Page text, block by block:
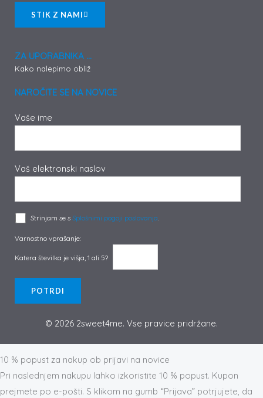
STIK Z NAMI
ZA UPORABNIKA ...
Kako nalepimo obliž
NAROČITE SE NA NOVICE
Vaše ime
Vaš elektronski naslov
Strinjam se sSplošnimi pogoji poslovanja.
Varnostno vprašanje:
Katera številka je višja, 1 ali 5?
© 2026 2sweet4me. Vse pravice pridržane.
Prijava na novičnik
10 % popust za nakup ob prijavi na novice
Pri naslednjem nakupu lahko izkoristite 10 % popust. Kupon
prejmete po e-pošti. S klikom na gumb “Prijava” potrjujete, da